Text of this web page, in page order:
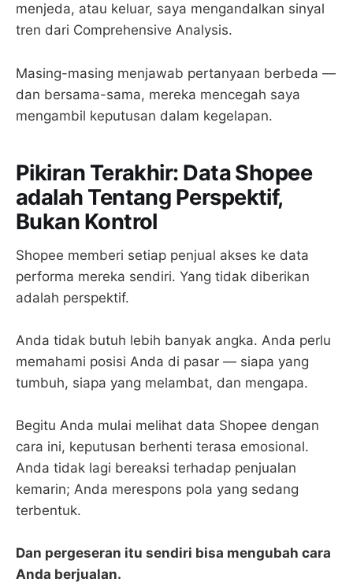
menjeda, atau keluar, saya mengandalkan sinyal
tren dari Comprehensive Analysis.
Masing-masing menjawab pertanyaan berbeda —
dan bersama-sama, mereka mencegah saya
mengambil keputusan dalam kegelapan.
Pikiran Terakhir: Data Shopee
adalah Tentang Perspektif,
Bukan Kontrol
Shopee memberi setiap penjual akses ke data
performa mereka sendiri. Yang tidak diberikan
adalah perspektif.
Anda tidak butuh lebih banyak angka. Anda perlu
memahami posisi Anda di pasar — siapa yang
tumbuh, siapa yang melambat, dan mengapa.
Begitu Anda mulai melihat data Shopee dengan
cara ini, keputusan berhenti terasa emosional.
Anda tidak lagi bereaksi terhadap penjualan
kemarin; Anda merespons pola yang sedang
terbentuk.
Dan pergeseran itu sendiri bisa mengubah cara
Anda berjualan.